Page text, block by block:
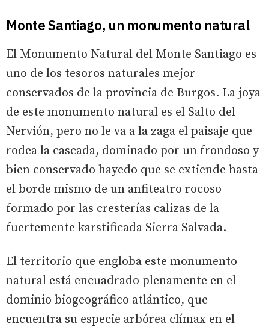
Monte Santiago, un monumento natural
El Monumento Natural del Monte Santiago es
uno de los tesoros naturales mejor
conservados de la provincia de Burgos. La joya
de este monumento natural es el Salto del
Nervión, pero no le va a la zaga el paisaje que
rodea la cascada, dominado por un frondoso y
bien conservado hayedo que se extiende hasta
el borde mismo de un anfiteatro rocoso
formado por las cresterías calizas de la
fuertemente karstificada Sierra Salvada.
El territorio que engloba este monumento
natural está encuadrado plenamente en el
dominio biogeográfico atlántico, que
encuentra su especie arbórea clímax en el